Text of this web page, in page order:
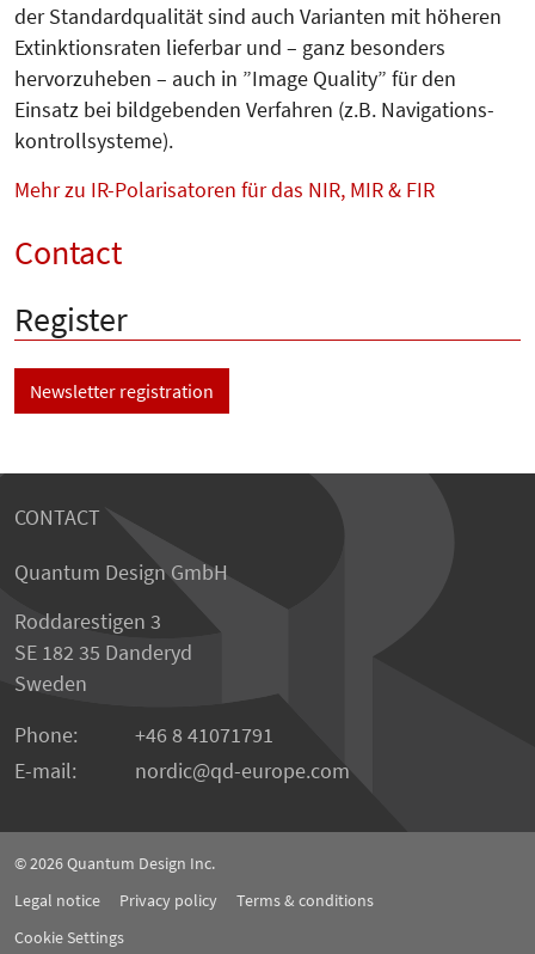
der Standardqualität sind auch Varianten mit höheren
Extinktionsraten lieferbar und – ganz besonders
hervorzuheben – auch in ”Image Quality” für den
Einsatz bei bildgebenden Verfahren (z.B. Navigations­
kontrollsysteme).
Mehr zu IR-Polarisatoren für das NIR, MIR & FIR
Contact
Register
Newsletter registration
CONTACT
Quantum Design GmbH
Roddarestigen 3
SE 182 35 Danderyd
Sweden
Phone:
+46 8 41071791
E-mail:
nordic qd-europe.com
© 2026Quantum Design Inc.
Legal notice
Privacy policy
Terms & conditions
Cookie Settings